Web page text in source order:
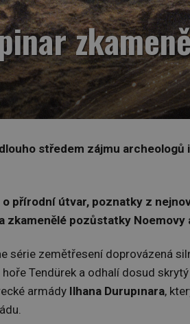
středem zájmu archeologů
přírodní útvar, poznatky z
zkamenělé pozůstatky Noemovy
série zemětřesení doprovázená
Tendürek a odhalí dosud
armády Ilhana Durupınara,